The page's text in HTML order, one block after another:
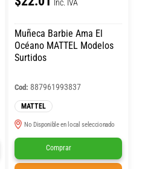
Inc. IVA
Muñeca Barbie Ama El
Océano MATTEL Modelos
Surtidos
Cod: 887961993837
MATTEL
No Disponible en local seleccionado
Comprar